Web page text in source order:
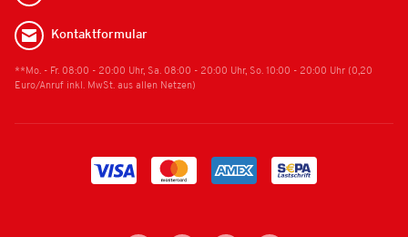
Kontaktformular
**Mo. - Fr. 08:00 - 20:00 Uhr, Sa. 08:00 - 20:00 Uhr, So. 10:00 - 20:00 Uhr (0,20
Euro/Anruf inkl. MwSt. aus allen Netzen)